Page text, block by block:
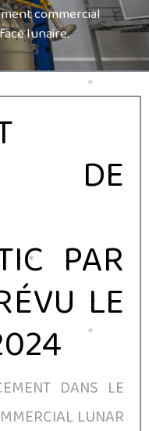
commercial
lunaire.
DE
PAR
LE
DANS LE
LUNAR